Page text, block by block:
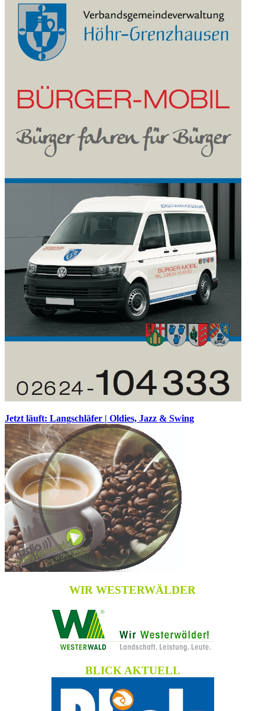
Jetzt läuft: Langschläfer | Oldies, Jazz & Swing
WIR WESTERWÄLDER
BLICK AKTUELL